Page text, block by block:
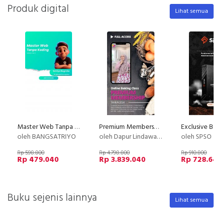
Produk digital Lihat semua
Master Web Tanpa Koding
oleh BANGSATRIYO
Rp 598.800
Rp 479.040
Premium Membership Dapur Lindawaty PU
oleh Dapur Lindawaty
Rp 4.798.800
Rp 3.839.040
oleh SPSO
Rp 910.800
Rp
Buku sejenis lainnya Lihat semua